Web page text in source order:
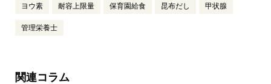
ヨウ素 耐容上限量 保育園給食 昆布だし 甲状腺
管理栄養士
関連コラム